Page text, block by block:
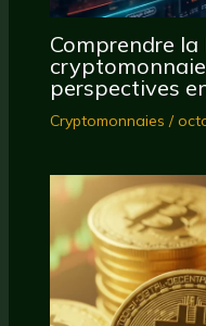
Comprendre la
perspectives
Cryptomonnaies /